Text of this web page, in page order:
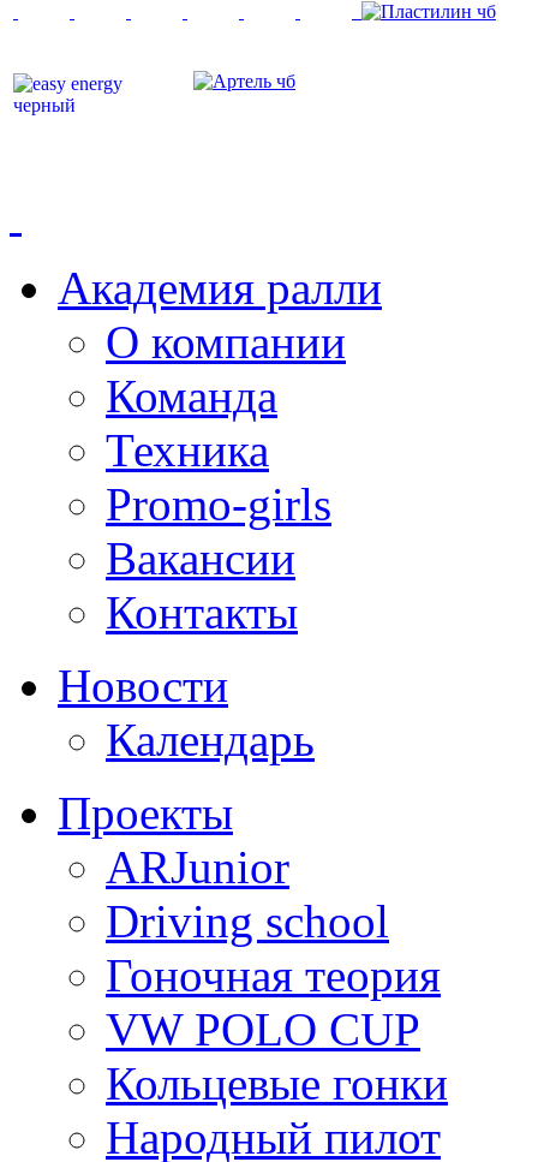
Академия ралли
О компании
Команда
Техника
Promo-girls
Вакансии
Контакты
Новости
Календарь
Проекты
ARJunior
Driving school
Гоночная теория
VW POLO CUP
Кольцевые гонки
Народный пилот